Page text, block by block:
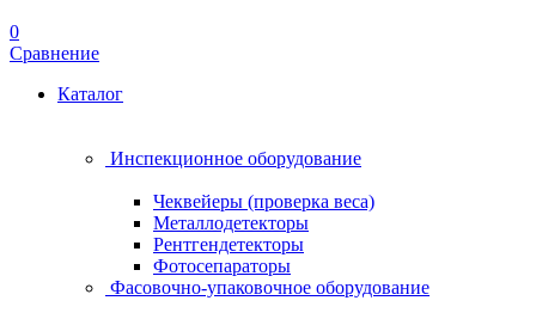
0
Сравнение
Каталог
Инспекционное оборудование
Чеквейеры (проверка веса)
Металлодетекторы
Рентгендетекторы
Фотосепараторы
Фасовочно-упаковочное оборудование